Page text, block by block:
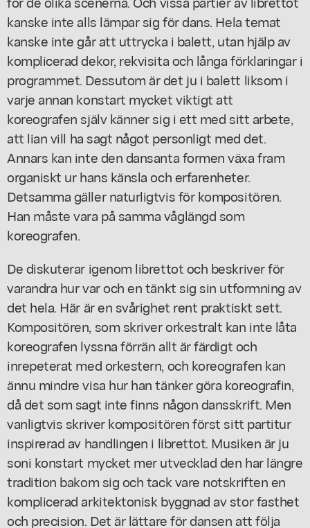
kanske inte alls lämpar sig för dans. Hela temat
kanske inte går att uttrycka i balett, utan hjälp av
komplicerad dekor, rekvisita och långa förklaringar i
programmet. Dessutom är det ju i balett liksom i
varje annan konstart mycket viktigt att
koreografen själv känner sig i ett med sitt arbete,
att lian vill ha sagt något personligt med det.
Annars kan inte den dansanta formen växa fram
organiskt ur hans känsla och erfarenheter.
Detsamma gäller naturligtvis för kompositören.
Han måste vara på samma våglängd som
koreografen.
De diskuterar igenom librettot och beskriver för
varandra hur var och en tänkt sig sin utformning av
det hela. Här är en svårighet rent praktiskt sett.
Kompositören, som skriver orkestralt kan inte låta
koreografen lyssna förrän allt är färdigt och
inrepeterat med orkestern, och koreografen kan
ännu mindre visa hur han tänker göra koreografin,
då det som sagt inte finns någon dansskrift. Men
vanligtvis skriver kompositören först sitt partitur
inspirerad av handlingen i librettot. Musiken är ju
soni konstart mycket mer utvecklad den har längre
tradition bakom sig och tack vare notskriften en
komplicerad arkitektonisk byggnad av stor fasthet
och precision. Det är lättare för dansen att följa